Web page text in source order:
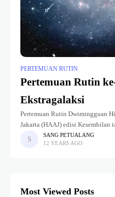
PERTEMUAN RUTIN
Pertemuan Rutin
Ekstragalaksi
Pertemuan Rutin Dwimingguan
Jakarta (HAAJ) edisi Kesembilan
menemukan metode baru yang
ekstragalaksi secara lebih akurat
SANG PETUALANG
12 YEARS AGO
Most Viewed Posts